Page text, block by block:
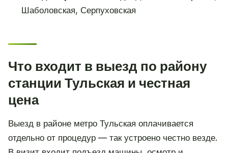
Шаболовская, Серпуховская
Что входит в выезд по району
станции Тульская и честная
цена
Выезд в районе метро Тульская оплачивается
отдельно от процедур — так устроено честно везде.